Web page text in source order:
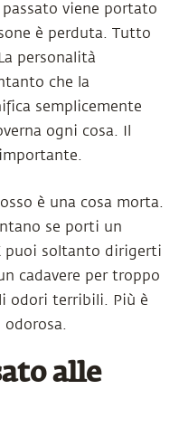
viene portato
è perduta. Tutto
personalità
che la
semplicemente
ogni cosa. Il
è una cosa morta.
se porti un
puoi soltanto dirigerti
cadavere per troppo
odori terribili. Più è
alle